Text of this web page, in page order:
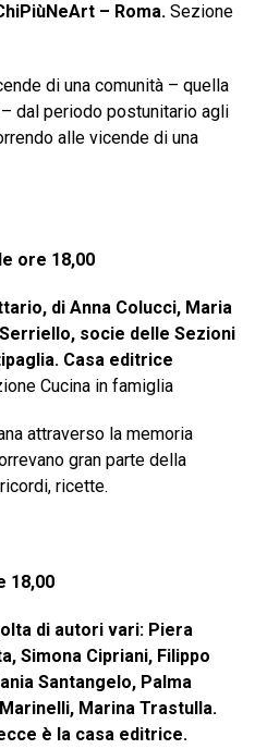
– Roma. Sezione
di una comunità – quella
dal periodo postunitario agli
alle vicende di una
ore 18,00
di Anna Colucci, Maria
socie delle Sezioni
Casa editrice
Cucina in famiglia
attraverso la memoria
gran parte della
ricette.
18,00
di autori vari: Piera
Simona Cipriani, Filippo
Santangelo, Palma
Marina Trastulla.
è la casa editrice.